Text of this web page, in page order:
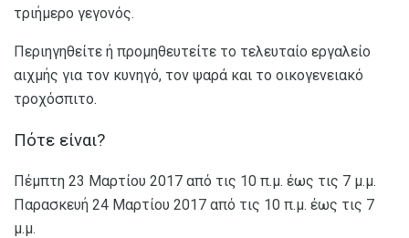
τριήμερο γεγονός.
Περιηγηθείτε ή προμηθευτείτε το τελευταίο εργαλείο
αιχμής για τον κυνηγό, τον ψαρά και το οικογενειακό
τροχόσπιτο.
Πότε είναι?
Πέμπτη 23 Μαρτίου 2017 από τις 10 π.μ. έως τις 7 μ.μ.
Παρασκευή 24 Μαρτίου 2017 από τις 10 π.μ. έως τις 7
μ.μ.